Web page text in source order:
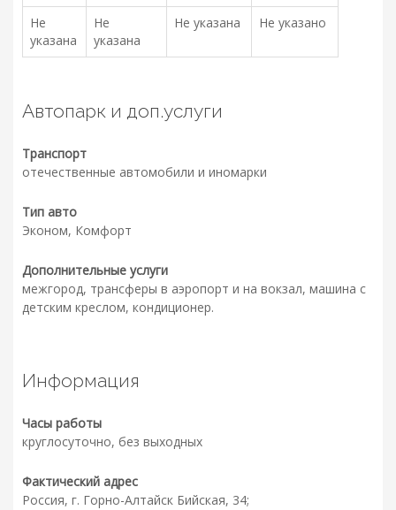
Не
указана
Не
указана
Не указана Не указано
Автопарк и доп.услуги
Транспорт
отечественные автомобили и иномарки
Тип авто
Эконом, Комфорт
Дополнительные услуги
межгород, трансферы в аэропорт и на вокзал, машина с
детским креслом, кондиционер.
Информация
Часы работы
круглосуточно, без выходных
Фактический адрес
Россия, г. Горно-Алтайск Бийская, 34;